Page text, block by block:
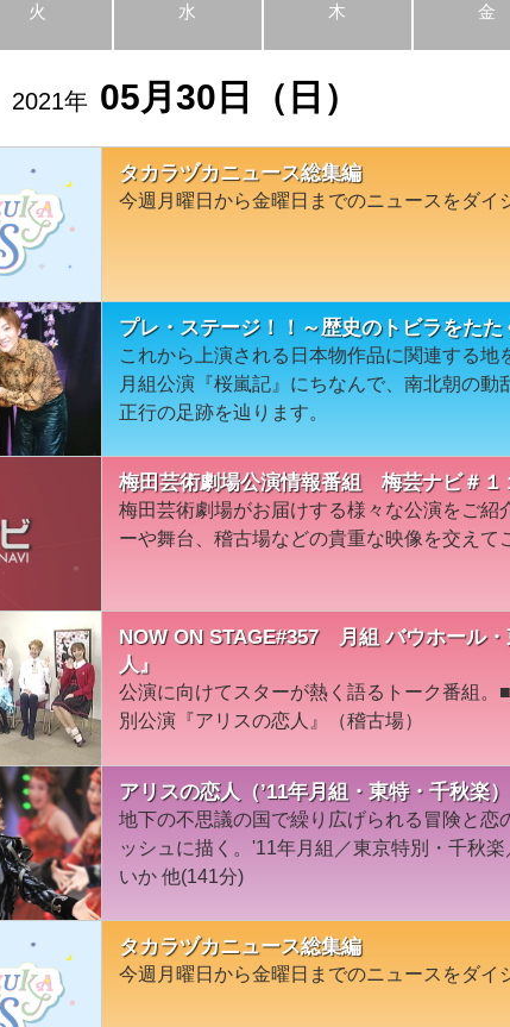
火
水
木
金
2021年 05月30日（日）
タカラヅカニュース総集編
今週月曜日から金曜日までのニュースをダイ
プレ・ステージ！！～歴史のトビラをたた
これから上演される日本物作品に関連する地
月組公演『桜嵐記』にちなんで、南北朝の動
正行の足跡を辿ります。
梅田芸術劇場公演情報番組 梅芸ナビ＃１
梅田芸術劇場がお届けする様々な公演をご紹
ーや舞台、稽古場などの貴重な映像を交えて
NOW ON STAGE#357 月組 バウホール
人』
公演に向けてスターが熱く語るトーク番組。
別公演『アリスの恋人』（稽古場）
アリスの恋人（’11年月組・東特・千秋楽）
地下の不思議の国で繰り広げられる冒険と恋
ッシュに描く。'11年月組／東京特別・千秋
いか 他(141分)
タカラヅカニュース総集編
今週月曜日から金曜日までのニュースをダイ